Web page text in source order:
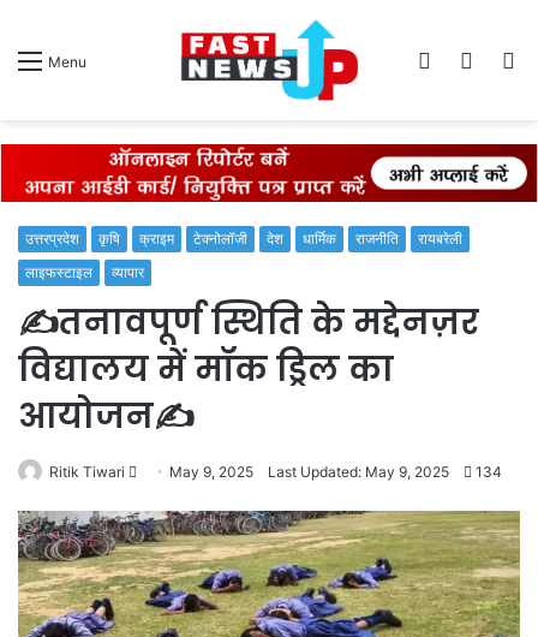
Menu
Switch
Log
उत्तरप्रदेश कृषि क्राइम टेक्नोलॉजी देश धार्मिक राजनीति
रायबरेली
लाइफस्टाइल
व्यापार
✍️तनावपूर्ण स्थिति के मद्देनज़र
विद्यालय में मॉक ड्रिल का
आयोजन✍️
Ritik Tiwari
Send
email
May 9, 2025 Last Updated: May 9, 2025 134